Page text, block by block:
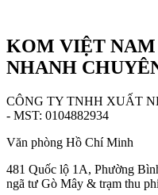
KOM VIỆT
NHANH
CÔNG TY TNHH XUẤT
- MST: 0104882934
Văn phòng Hồ Chí Minh
481 Quốc lộ 1A, Phường
ngã tư Gò Mây & trạm thu